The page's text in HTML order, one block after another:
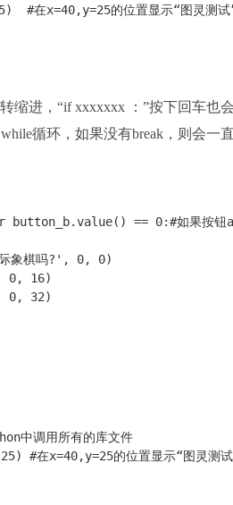
) #在x=40,y=25的位置显示“图灵测试
缩进，“if xxxxxxx ：”按下回车
循环，如果没有break，则会一直
button_b.value() == 0:#如果按钮
象棋吗?' , 0, 0)
0, 16)
0, 32)
中调用所有的库文件
25) #在x=40,y=25的位置显示“图灵测